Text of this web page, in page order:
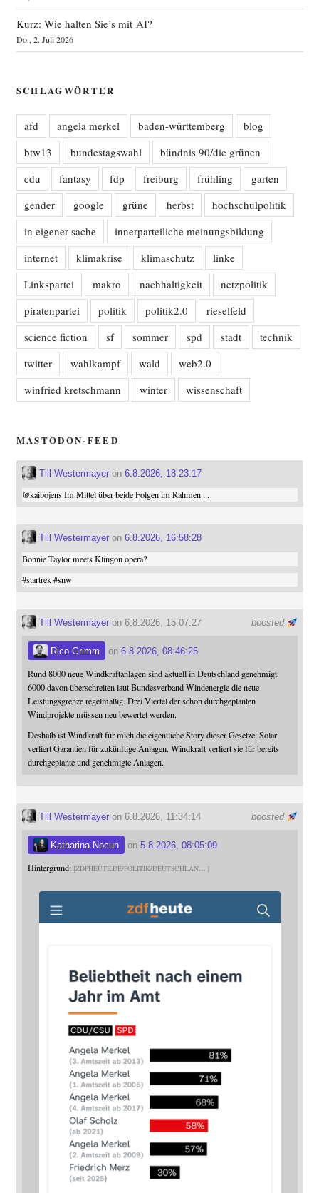
Kurz: Wie halten Sie’s mit AI?
Do., 2. Juli 2026
SCHLAGWÖRTER
afd angela merkel baden-württemberg
blog
btw13
bundestagswahl
bündnis 90/die grünen
cdu
fantasy fdp freiburg frühling
garten
gender
google grüne herbst
hochschulpolitik
in eigener sache
innerparteiliche meinungsbildung
internet
klimakrise klimaschutz
linke
Linkspartei
makro nachhaltigkeit
netzpolitik
piratenpartei
politik politik2.0
rieselfeld
science fiction
sf sommer spd stadt
technik
twitter
wahlkampf wald
web2.0
winfried kretschmann
winter wissenschaft
MASTODON-FEED
Till Westermayeron 6.8.2026, 18:23:17
@kaibojensIm Mittel über beide Folgen im Rahmen ...
Till Westermayeron 6.8.2026, 16:58:28
Bonnie Taylor meets Klingon opera?
#startrek #snw
boosted
Till Westermayeron 6.8.2026, 15:07:27
Rico Grimm on 6.8.2026, 08:46:25
Rund 8000 neue Windkraftanlagen sind aktuell in Deutschland genehmigt.
6000 davon überschreiten laut Bundesverband Windenergie die neue
Leistungsgrenze regelmäßig. Drei Viertel der schon durchgeplanten
Windprojekte müssen neu bewertet werden.
Deshalb ist Windkraft für mich die eigentliche Story dieser Gesetze: Solar
verliert Garantien für zukünftige Anlagen. Windkraft verliert sie für bereits
durchgeplante und genehmigte Anlagen.
boosted
Till Westermayeron 6.8.2026, 11:34:14
Katharina Nocun on 5.8.2026, 08:05:09
Hintergrund: ZDFHEUTE.DE/POLITIK/DEUTSCHLAN